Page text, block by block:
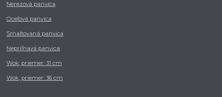
Nerezová panvica
Oceľová panvica
Smaltovaná panvica
Nepriľnavá panvica
Wok, priemer: 31 cm
Wok, priemer: 36 cm